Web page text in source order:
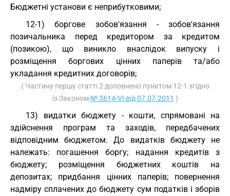
Бюджетні установи є неприбутковими;
12-1) боргове зобов'язання - зобов'язання
позичальника перед кредитором за кредитом
(позикою), що виникло внаслідок випуску і
розміщення боргових цінних паперів та/або
укладання кредитних договорів;
( Частину першу статті 2 доповнено пунктом 12-1 згідно
із Законом № 3614-VI від 07.07.2011 )
13) видатки бюджету - кошти, спрямовані на
здійснення програм та заходів, передбачених
відповідним бюджетом. До видатків бюджету не
належать: погашення боргу; надання кредитів з
бюджету; розміщення бюджетних коштів на
депозитах; придбання цінних паперів; повернення
надміру сплачених до бюджету сум податків і зборів